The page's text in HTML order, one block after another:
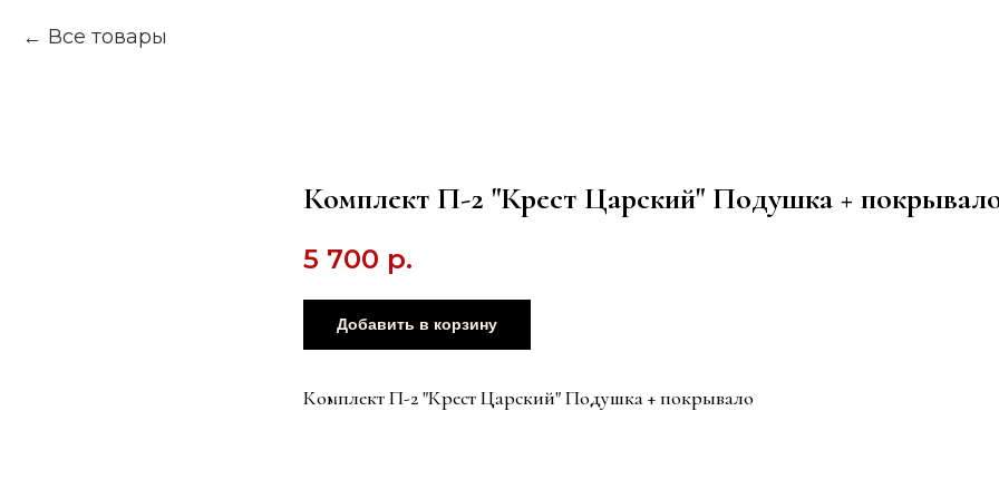
Все товары
Комплект П-2 "Крест Царский" Подушка +
5 700 р.
Добавить в корзину
Комплект П-2 "Крест Царский" Подушка + покрывало